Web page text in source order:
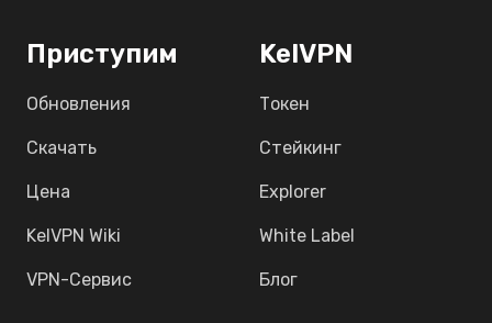
Приступим
Обновления
Скачать
Цена
KelVPN Wiki
VPN-Сервис
KelVPN
Токен
Стейкинг
Explorer
White Label
Блог